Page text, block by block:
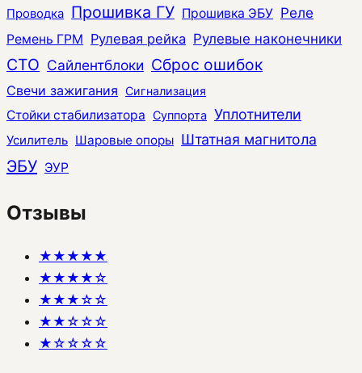
Проводка Прошивка ГУ Прошивка ЭБУ Реле
Ремень ГРМ Рулевая рейка Рулевые наконечники
СТО Сайлентблоки Сброс ошибок
Свечи зажигания Сигнализация
Стойки стабилизатора Суппорта Уплотнители
Усилитель Шаровые опоры Штатная магнитола
ЭБУ ЭУР
Отзывы
★★★★★
★★★★☆
★★★☆☆
★★☆☆☆
★☆☆☆☆